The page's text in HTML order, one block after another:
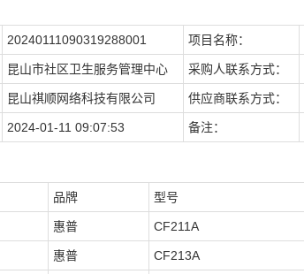
20240111090319288001 项目名称：
昆山市社区卫生服务管理中心 采购人联系方式：
昆山祺顺网络科技有限公司 供应商联系方式：
2024-01-11 09:07:53 备注：
品牌 型号
惠普 CF211A
惠普 CF213A